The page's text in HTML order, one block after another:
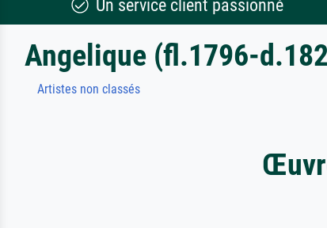
Un service client passionné
Angelique (fl.1796-
Artistes non classés